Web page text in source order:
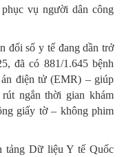
vụ người dân công
đổi số y tế đang dần trở
đã có 881/1.645 bệnh
điện tử (EMR) – giúp
ngắn thời gian khám
giấy tờ – không phim
tảng Dữ liệu Y tế Quốc